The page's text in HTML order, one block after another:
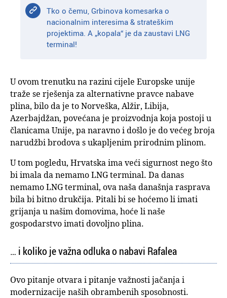
Tko o čemu, Grbinova komesarka o
nacionalnim interesima & strateškim
projektima. A „kopala“ je da zaustavi LNG
terminal!
U ovom trenutku na razini cijele Europske unije
traže se rješenja za alternativne pravce nabave
plina, bilo da je to Norveška, Alžir, Libija,
Azerbajdžan, povećana je proizvodnja koja postoji u
članicama Unije, pa naravno i došlo je do većeg broja
narudžbi brodova s ukapljenim prirodnim plinom.
U tom pogledu, Hrvatska ima veći sigurnost nego što
bi imala da nemamo LNG terminal. Da danas
nemamo LNG terminal, ova naša današnja rasprava
bila bi bitno drukčija. Pitali bi se hoćemo li imati
grijanja u našim domovima, hoće li naše
gospodarstvo imati dovoljno plina.
… i koliko je važna odluka o nabavi Rafalea
Ovo pitanje otvara i pitanje važnosti jačanja i
modernizacije naših obrambenih sposobnosti.